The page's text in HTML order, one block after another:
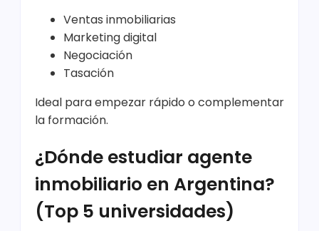
Ventas inmobiliarias
Marketing digital
Negociación
Tasación
Ideal para empezar rápido o complementar
la formación.
¿Dónde estudiar agente
inmobiliario en Argentina?
(Top 5 universidades)